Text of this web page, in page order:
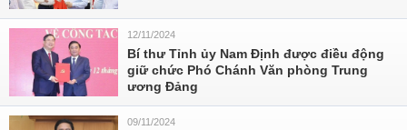
12/11/2024
Bí thư Tỉnh ủy Nam Định được điều động
giữ chức Phó Chánh Văn phòng Trung
ương Đảng
09/11/2024